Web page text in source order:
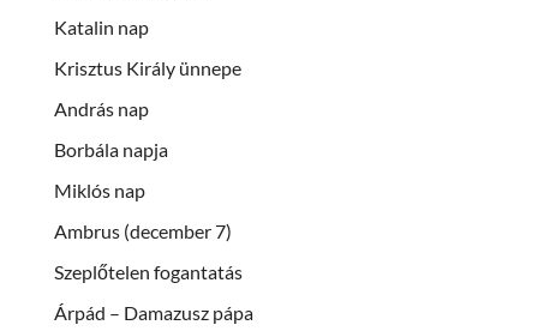
Katalin nap
Krisztus Király ünnepe
András nap
Borbála napja
Miklós nap
Ambrus (december 7)
Szeplőtelen fogantatás
Árpád – Damazusz pápa